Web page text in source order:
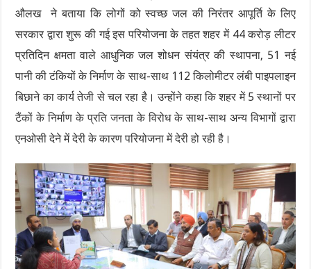
औलख ने बताया कि लोगों को स्वच्छ जल की निरंतर आपूर्ति के लिए
सरकार द्वारा शुरू की गई इस परियोजना के तहत शहर में 44 करोड़ लीटर
प्रतिदिन क्षमता वाले आधुनिक जल शोधन संयंत्र की स्थापना, 51 नई
पानी की टंकियों के निर्माण के साथ-साथ 112 किलोमीटर लंबी पाइपलाइन
बिछाने का कार्य तेजी से चल रहा है। उन्होंने कहा कि शहर में 5 स्थानों पर
टैंकों के निर्माण के प्रति जनता के विरोध के साथ-साथ अन्य विभागों द्वारा
एनओसी देने में देरी के कारण परियोजना में देरी हो रही है।